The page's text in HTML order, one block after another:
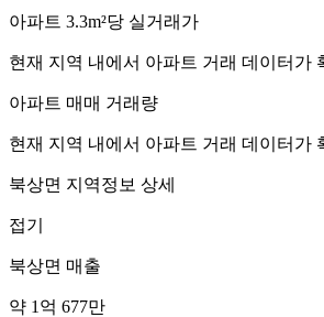
아파트 3.3m²당 실거래가
현재 지역 내에서 아파트 거래 데이터가
아파트 매매 거래량
현재 지역 내에서 아파트 거래 데이터가
북상면 지역정보 상세
접기
북상면 매출
약 1억 677만